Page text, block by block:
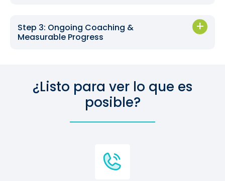
Step 3: Ongoing Coaching &
Measurable Progress
¿Listo para ver lo que es
posible?